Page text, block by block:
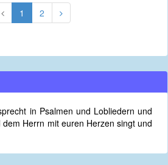
1 2
in Psalmen und Lobliedern und
Herrn mit euren Herzen singt und